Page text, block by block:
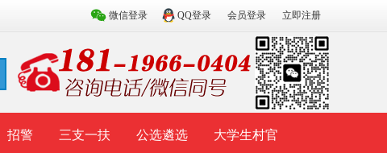
微信登录 QQ登录 会员登录 立即注册
招警 三支一扶 公选遴选 大学生村官